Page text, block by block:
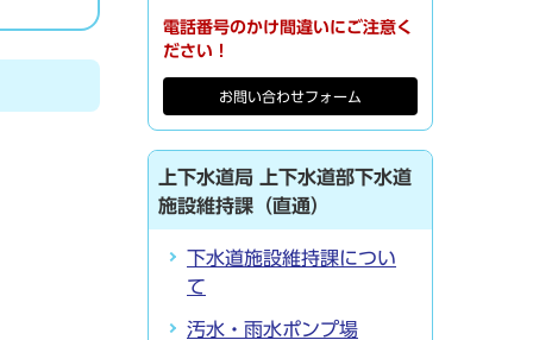
電話番号のかけ間違いにご注意く
ださい！
お問い合わせフォーム
上下水道局 上下水道部下水道
施設維持課（直通）
下水道施設維持課につい
て
汚水・雨水ポンプ場